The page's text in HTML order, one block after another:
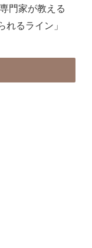
門家が教える
れるライン」